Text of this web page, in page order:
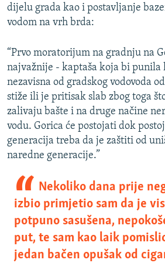
dijelu grada kao i postavljanje
vodom na vrh brda:
“Prvo moratorijum na gradnju na
najvažnije - kaptaša koja bi
nezavisna od gradskog vodovoda
stiže ili je pritisak slab zbog toga
zalivaju bašte i na druge načine
vodu. Gorica će postojati dok
generacija treba da je zaštiti od
naredne generacije.”
Nekoliko dana prije
izbio primjetio sam da je
potpuno sasušena,
put, te sam kao laik
jedan bačen opušak od